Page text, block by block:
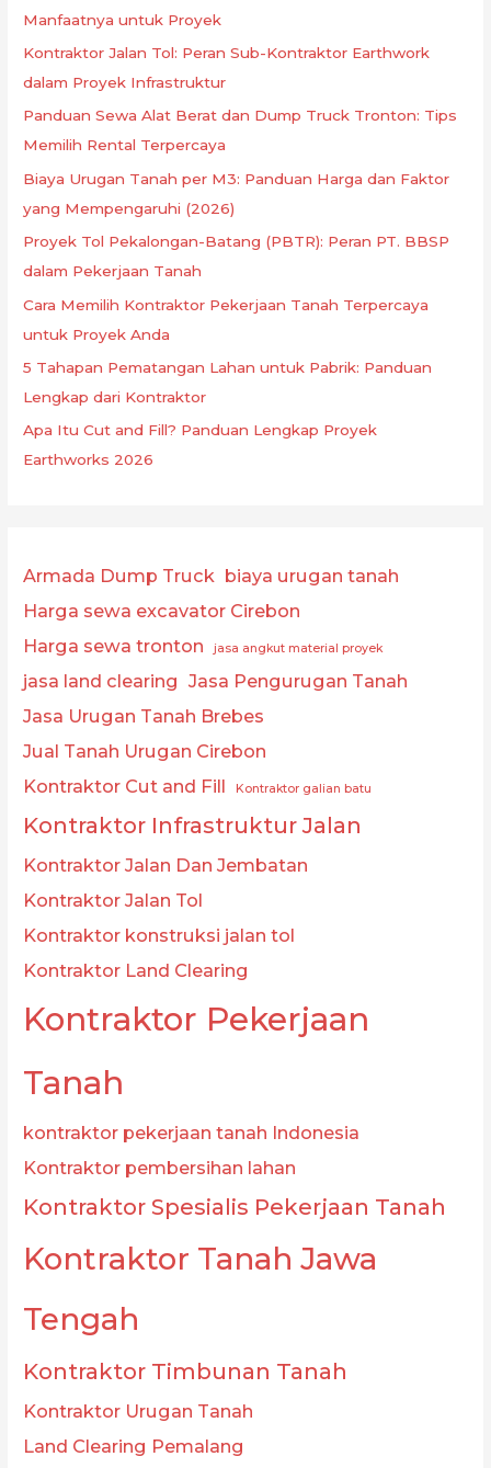
Manfaatnya untuk Proyek
Kontraktor Jalan Tol: Peran Sub-Kontraktor Earthwork
dalam Proyek Infrastruktur
Panduan Sewa Alat Berat dan Dump Truck Tronton: Tips
Memilih Rental Terpercaya
Biaya Urugan Tanah per M3: Panduan Harga dan Faktor
yang Mempengaruhi (2026)
Proyek Tol Pekalongan-Batang (PBTR): Peran PT. BBSP
dalam Pekerjaan Tanah
Cara Memilih Kontraktor Pekerjaan Tanah Terpercaya
untuk Proyek Anda
5 Tahapan Pematangan Lahan untuk Pabrik: Panduan
Lengkap dari Kontraktor
Apa Itu Cut and Fill? Panduan Lengkap Proyek
Earthworks 2026
Armada Dump Truck biaya urugan tanah
Harga sewa excavator Cirebon
Harga sewa tronton
jasa angkut material proyek
jasa land clearing Jasa Pengurugan Tanah
Jasa Urugan Tanah Brebes
Jual Tanah Urugan Cirebon
Kontraktor Cut and Fill
Kontraktor galian batu
Kontraktor Infrastruktur Jalan
Kontraktor Jalan Dan Jembatan
Kontraktor Jalan Tol
Kontraktor konstruksi jalan tol
Kontraktor Land Clearing
Kontraktor Pekerjaan
Tanah
kontraktor pekerjaan tanah Indonesia
Kontraktor pembersihan lahan
Kontraktor Spesialis Pekerjaan Tanah
Kontraktor Tanah Jawa
Tengah
Kontraktor Timbunan Tanah
Kontraktor Urugan Tanah
Land Clearing Pemalang